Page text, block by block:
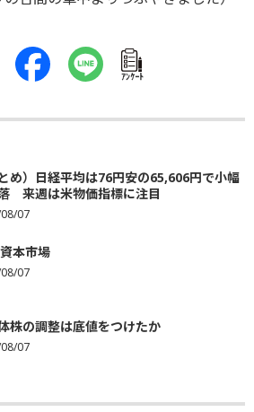
ｱﾝｹｰﾄ
とめ）日経平均は76円安の65,606円で小幅
来週は米物価指標に注目
07
本市場
07
株の調整は底値をつけたか
07